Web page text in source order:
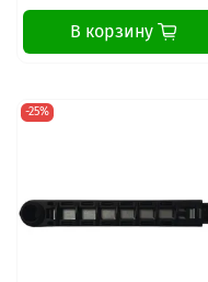
В корзину
-25%